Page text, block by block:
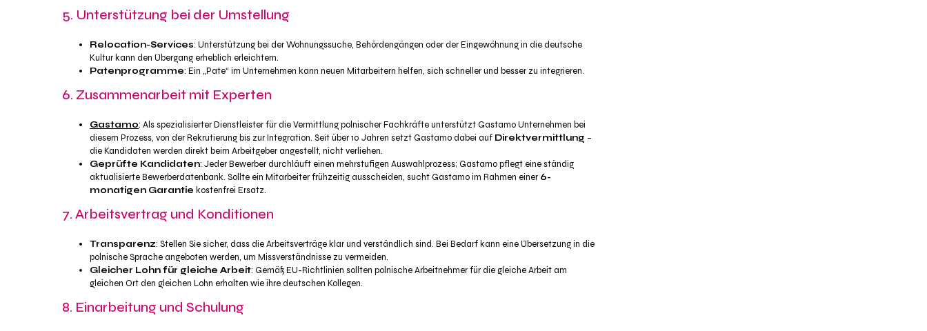
5. Unterstützung bei der Umstellung
Relocation-Services: Unterstützung bei der Wohnungssuche, Behördengängen oder der Eingewöhnung in die deutsche
Kultur kann den Übergang erheblich erleichtern.
Patenprogramme: Ein „Pate“ im Unternehmen kann neuen Mitarbeitern helfen, sich schneller und besser zu integrieren.
6. Zusammenarbeit mit Experten
Gastamo: Als spezialisierter Dienstleister für die Vermittlung polnischer Fachkräfte unterstützt Gastamo Unternehmen bei
diesem Prozess, von der Rekrutierung bis zur Integration. Seit über 10 Jahren setzt Gastamo dabei auf Direktvermittlung –
die Kandidaten werden direkt beim Arbeitgeber angestellt, nicht verliehen.
Geprüfte Kandidaten: Jeder Bewerber durchläuft einen mehrstufigen Auswahlprozess; Gastamo pflegt eine ständig
aktualisierte Bewerberdatenbank. Sollte ein Mitarbeiter frühzeitig ausscheiden, sucht Gastamo im Rahmen einer 6-
monatigen Garantie kostenfrei Ersatz.
7. Arbeitsvertrag und Konditionen
Transparenz: Stellen Sie sicher, dass die Arbeitsverträge klar und verständlich sind. Bei Bedarf kann eine Übersetzung in die
polnische Sprache angeboten werden, um Missverständnisse zu vermeiden.
Gleicher Lohn für gleiche Arbeit: Gemäß EU-Richtlinien sollten polnische Arbeitnehmer für die gleiche Arbeit am
gleichen Ort den gleichen Lohn erhalten wie ihre deutschen Kollegen.
8. Einarbeitung und Schulung